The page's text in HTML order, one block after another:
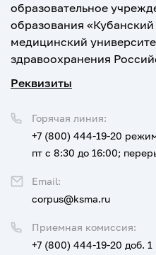
образовательное
образования
медицинский
здравоохранения
Реквизиты
Приемная комиссия:
+7 (800) 444-19-20 доб. 1
Горячая линия:
+7 (800) 444-19-20
пт с 8:30 до 16:00;
Email:
corpus@ksma.ru